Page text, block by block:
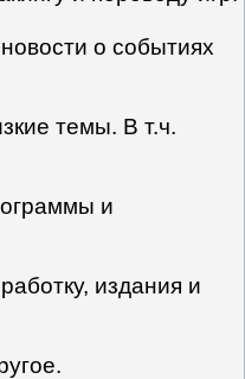
о событиях
темы. В т.ч.
и
издания и